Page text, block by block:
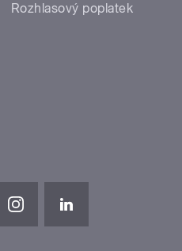
Rozhlasový poplatek